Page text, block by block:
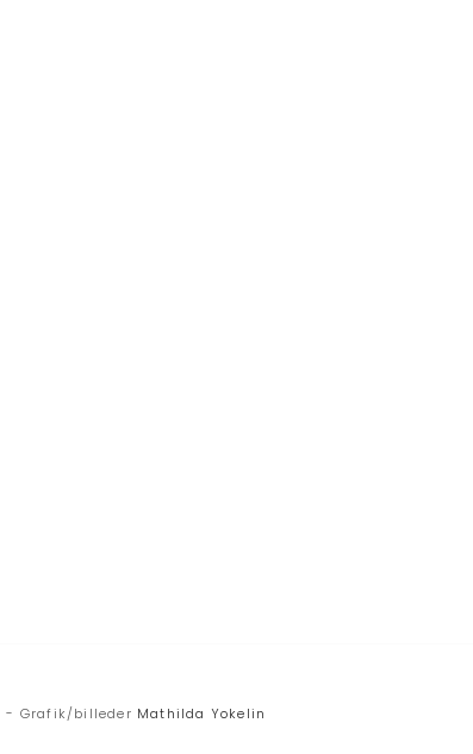
- Grafik/billeder Mathilda Yokelin